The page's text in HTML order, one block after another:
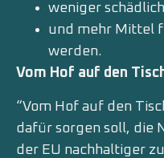
weniger
und mehr Mittel
werden.
Vom Hof auf den
“Vom Hof auf den
dafür sorgen soll, die
der EU nachhaltiger